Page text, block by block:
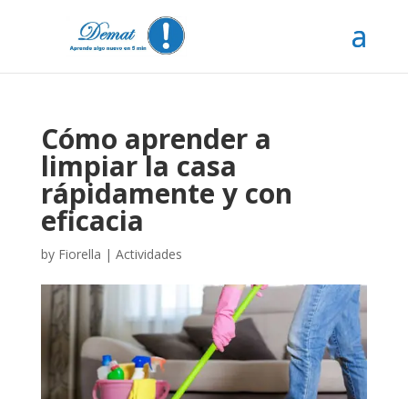
Cómo aprender a
limpiar la casa
rápidamente y con
eficacia
by Fiorella | Actividades